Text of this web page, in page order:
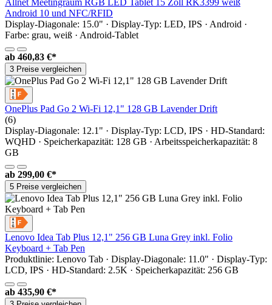
Android 10 und NFC/RFID
Display-Diagonale: 15.0" · Display-Typ: LED, IPS · Android ·
Farbe: grau, weiß · Android-Tablet
ab 460,83 €*
3 Preise vergleichen
OnePlus Pad Go 2 Wi-Fi 12,1" 128 GB Lavender Drift
(6)
Display-Diagonale: 12.1" · Display-Typ: LCD, IPS · HD-Standard:
WQHD · Speicherkapazität: 128 GB · Arbeitsspeicherkapazität: 8
GB
ab 299,00 €*
5 Preise vergleichen
Lenovo Idea Tab Plus 12,1" 256 GB Luna Grey inkl. Folio
Keyboard + Tab Pen
Produktlinie: Lenovo Tab · Display-Diagonale: 11.0" · Display-Typ:
LCD, IPS · HD-Standard: 2.5K · Speicherkapazität: 256 GB
ab 435,90 €*